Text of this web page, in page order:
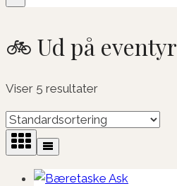
🚲 Ud på eventyr
Viser 5 resultater